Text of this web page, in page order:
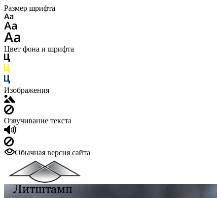
Размер шрифта
Цвет фона и шрифта
Изображения
Озвучивание текста
Обычная версия сайта